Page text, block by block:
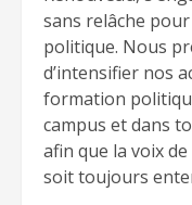
sans relâche
politique. Nous
d’intensifier nos
formation
campus et dans
afin que la voix
soit toujours